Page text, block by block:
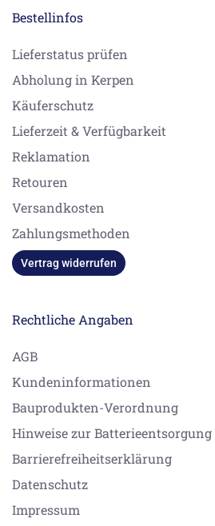
Bestellinfos
Lieferstatus prüfen
Abholung in Kerpen
Käuferschutz
Lieferzeit & Verfügbarkeit
Reklamation
Retouren
Versandkosten
Zahlungsmethoden
Vertrag widerrufen
Rechtliche Angaben
AGB
Kundeninformationen
Bauprodukten-Verordnung
Hinweise zur Batterieentsorgung
Barrierefreiheitserklärung
Datenschutz
Impressum